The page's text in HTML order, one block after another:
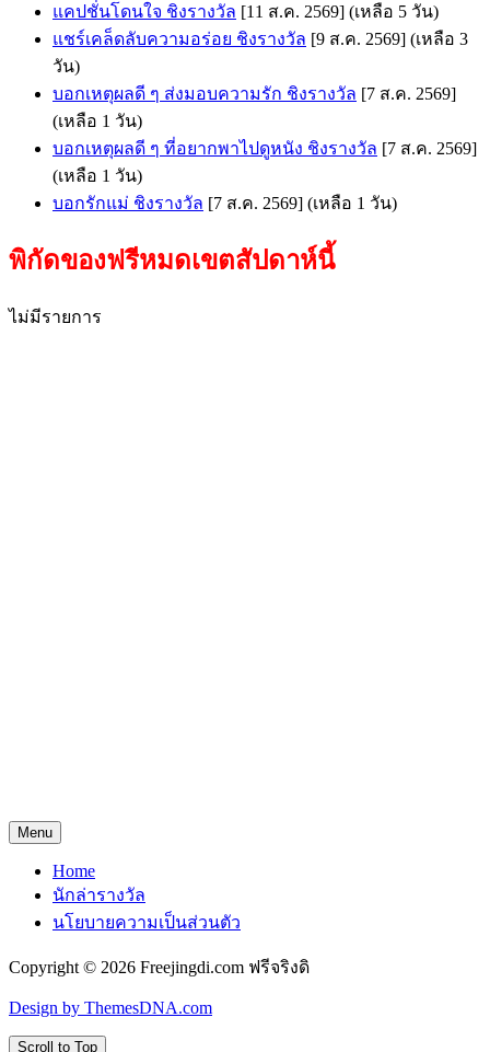
แคปชั่นโดนใจ ชิงรางวัล [11 ส.ค. 2569] (เหลือ 5 วัน)
แชร์เคล็ดลับความอร่อย ชิงรางวัล [9 ส.ค. 2569] (เหลือ 3
วัน)
บอกเหตุผลดี ๆ ส่งมอบความรัก ชิงรางวัล [7 ส.ค. 2569]
(เหลือ 1 วัน)
บอกเหตุผลดี ๆ ที่อยากพาไปดูหนัง ชิงรางวัล [7 ส.ค. 2569]
(เหลือ 1 วัน)
บอกรักแม่ ชิงรางวัล [7 ส.ค. 2569] (เหลือ 1 วัน)
พิกัดของฟรีหมดเขตสัปดาห์นี้
ไม่มีรายการ
Menu
Home
นักล่ารางวัล
นโยบายความเป็นส่วนตัว
Copyright © 2026 Freejingdi.com ฟรีจริงดิ
Design by ThemesDNA.com
Scroll to Top